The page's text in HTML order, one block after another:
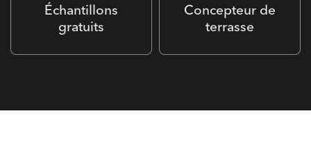
Échantillons
gratuits
Concepteur de
terrasse